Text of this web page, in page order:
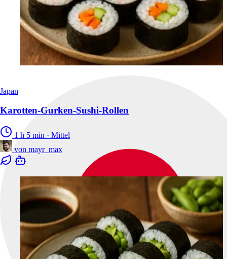
Japan
Karotten-Gurken-Sushi-Rollen
1 h 5 min · Mittel
von mayr_max